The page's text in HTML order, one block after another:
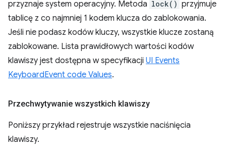
przyznaje system operacyjny. Metoda lock() przyjmuje
tablicę z co najmniej 1 kodem klucza do zablokowania.
Jeśli nie podasz kodów kluczy, wszystkie klucze zostaną
zablokowane. Lista prawidłowych wartości kodów
klawiszy jest dostępna w specyfikacji UI Events
KeyboardEvent code Values.
Przechwytywanie wszystkich klawiszy
Poniższy przykład rejestruje wszystkie naciśnięcia
klawiszy.